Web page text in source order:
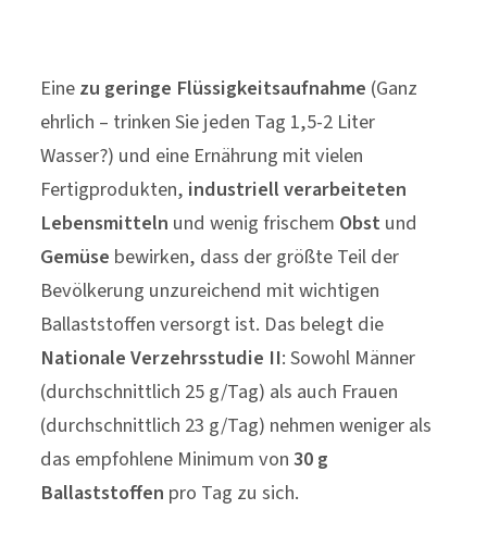
Gemüsebewirken, dass der größte Teil der
Bevölkerung unzureichend mit wichtigen
Ballaststoffen versorgt ist. Das belegt die
Nationale Verzehrsstudie II
(durchschnittlich 25 g/Tag) als auch Frauen
(durchschnittlich 23 g/Tag) nehmen weniger als
das empfohlene Minimum von
pro Tag zu sich.
Infolgedessen ist das Stuhlvolumen ebenfalls
deutlich verringert und der Stuhl durch den
Flüssigkeits- und Ballaststoffmangel verhärtet,
die Verdauungsreste bleiben liegen: Eine